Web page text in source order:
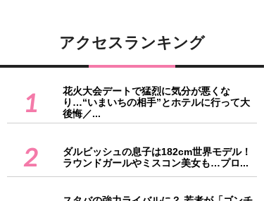
アクセスランキング
1
花火大会デートで猛烈に気分が悪くな
り…“いまいちの相手”とホテルに行って大
後悔／...
2
ダルビッシュの息子は182cm世界モデル！
ラウンドガールやミスコン美女も…プロ...